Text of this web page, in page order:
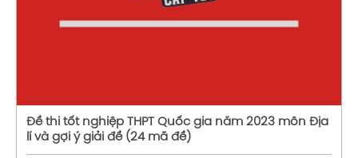
Đề thi tốt nghiệp THPT Quốc gia năm 2023 môn Địa
lí và gợi ý giải đề (24 mã đề)